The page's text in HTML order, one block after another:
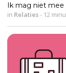
Ik mag niet mee
in Relaties- 12